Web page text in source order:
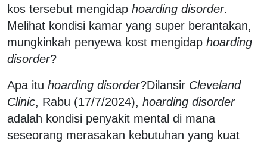
kos tersebut mengidap hoarding disorder.
Melihat kondisi kamar yang super berantakan,
mungkinkah penyewa kost mengidap hoarding
disorder?
Apa itu hoarding disorder?Dilansir Cleveland
Clinic, Rabu (17/7/2024), hoarding disorder
adalah kondisi penyakit mental di mana
seseorang merasakan kebutuhan yang kuat